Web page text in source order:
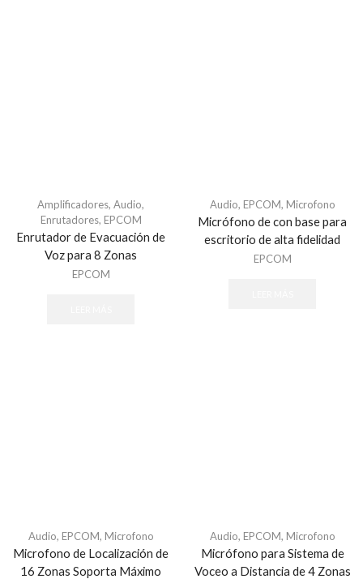
Amplificadores, Audio,
Enrutadores, EPCOM
Enrutador de Evacuación de
Voz para 8 Zonas
EPCOM
Audio, EPCOM, Microfono
Micrófono de con base para
escritorio de alta fidelidad
EPCOM
Audio, EPCOM, Microfono
Microfono de Localización de
16 Zonas Soporta Máximo
Audio, EPCOM, Microfono
Micrófono para Sistema de
Voceo a Distancia de 4 Zonas